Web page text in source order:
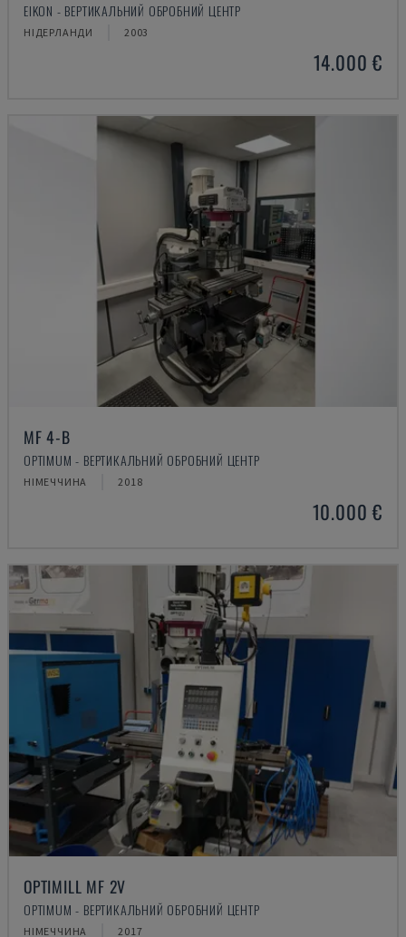
EIKON - ВЕРТИКАЛЬНИЙ ОБРОБНИЙ ЦЕНТР
НІДЕРЛАНДИ 2003
14.000 €
MF 4-B
OPTIMUM - ВЕРТИКАЛЬНИЙ ОБРОБНИЙ ЦЕНТР
НІМЕЧЧИНА 2018
10.000 €
OPTIMILL MF 2V
OPTIMUM - ВЕРТИКАЛЬНИЙ ОБРОБНИЙ ЦЕНТР
НІМЕЧЧИНА 2017